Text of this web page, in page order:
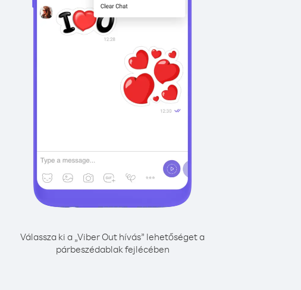
Válassza ki a „Viber Out hívás” lehetőséget a
párbeszédablak fejlécében